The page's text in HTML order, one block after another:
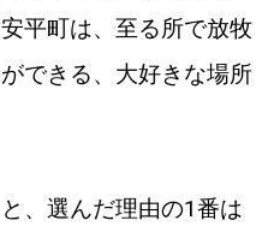
平町は、至る所で放牧
できる、大好きな場所
、選んだ理由の1番は